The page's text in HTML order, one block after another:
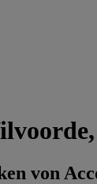
von